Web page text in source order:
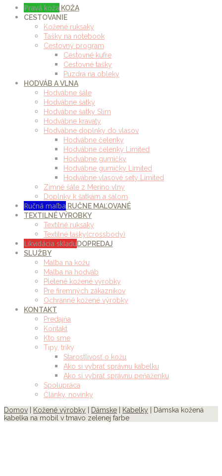
Pravá koža KOŽA
CESTOVANIE
Kožené ruksaky
Tašky na notebook
Cestovný program
Cestovné kufre
Cestovné tašky
Púzdra na obleky
HODVÁB A VLNA
Hodvábne šále
Hodvábne šatky
Hodvábne šatky Slim
Hodvábne kravaty
Hodvábne doplnky do vlasov
Hodvábne čelenky
Hodvábne čelenky Limited
Hodvábne gumičky
Hodvábne gumičky Limited
Hodvábne vlasové sety Limited
Zimné šále z Merino vlny
Doplnky k šatkám a šálom
Ručná maľba RUČNE MAĽOVANÉ
TEXTILNÉ VÝROBKY
Textilné ruksaky
Textilné tašky(crossbody)
Likvidácia skladuDOPREDAJ
SLUŽBY
Maľba na kožu
Maľba na hodváb
Pletené kožené výrobky
Pre firemných zákazníkov
Ochranné kožené výrobky
KONTAKT
Predajňa
Kontakt
Kto sme
Tipy, triky
Starostlivosť o kožu
Ako si vybrať správnu kabelku
Ako si vybrať správnu peňaženku
Spolupráca
Články, novinky
Domov
Kožené výrobky Dámske Kabelky | Dámska kožená
kabelka na mobil v tmavo zelenej farbe